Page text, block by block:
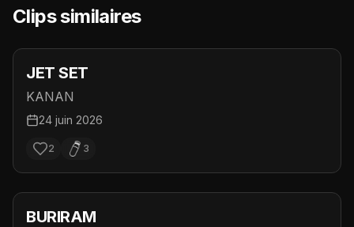
Clips similaires
JET SET
KANAN
24 juin 2026
2 3
BURIRAM